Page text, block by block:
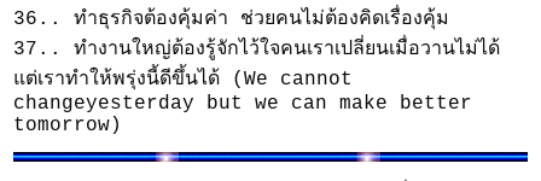
36.. ทำธุรกิจต้องคุ้มค่า ช่วยคนไม่ต้องคิดเรื่องคุ้ม
37.. ทำงานใหญ่ต้องรู้จักไว้ใจคนเราเปลี่ยนเมื่อวานไม่ได้
แต่เราทำให้พรุ่งนี้ดีขึ้นได้ (We cannot
changeyesterday but we can make better
tomorrow)